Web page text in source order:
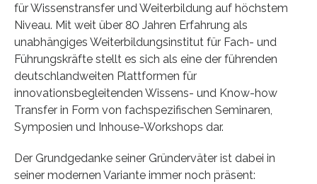
für Wissenstransfer und Weiterbildung auf höchstem
Niveau. Mit weit über 80 Jahren Erfahrung als
unabhängiges Weiterbildungsinstitut für Fach- und
Führungskräfte stellt es sich als eine der führenden
deutschlandweiten Plattformen für
innovationsbegleitenden Wissens- und Know-how
Transfer in Form von fachspezifischen Seminaren,
Symposien und Inhouse-Workshops dar.
Der Grundgedanke seiner Gründerväter ist dabei in
seiner modernen Variante immer noch präsent: